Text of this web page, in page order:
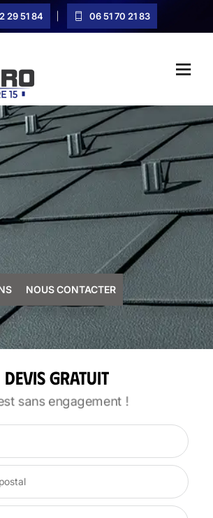
29 51 84 06 51 70 21 83
NOUS CONTACTER
Devis gratuit
sans engagement !